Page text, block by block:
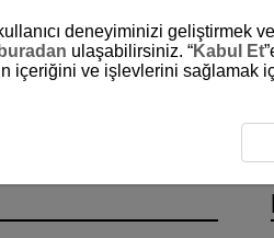
deneyiminizi geliştirmek
buradan ulaşabilirsiniz. “Kabul Et
içeriğini ve işlevlerini sağlamak